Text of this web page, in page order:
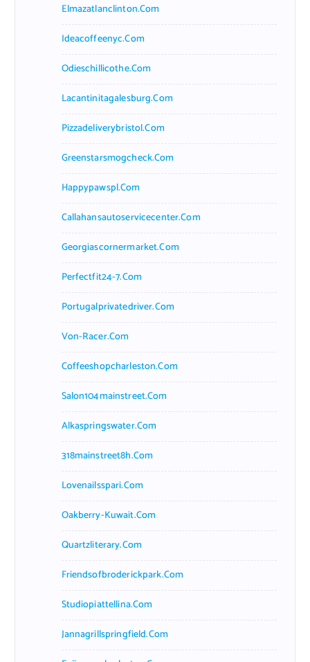
Elmazatlanclinton.com
Ideacoffeenyc.com
Odieschillicothe.com
Lacantinitagalesburg.com
Pizzadeliverybristol.com
Greenstarsmogcheck.com
Happypawspl.com
Callahansautoservicecenter.com
Georgiascornermarket.com
Perfectfit24-7.com
Portugalprivatedriver.com
Von-Racer.com
Coffeeshopcharleston.com
Salon104mainstreet.com
Alkaspringswater.com
318mainstreet8h.com
Lovenailsspari.com
Oakberry-Kuwait.com
Quartzliterary.com
Friendsofbroderickpark.com
Studiopiattellina.com
Jannagrillspringfield.com